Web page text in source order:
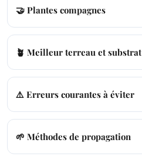
🤝 Plantes compagnes
🪴 Meilleur terreau et substrat
⚠️ Erreurs courantes à éviter
🌱 Méthodes de propagation